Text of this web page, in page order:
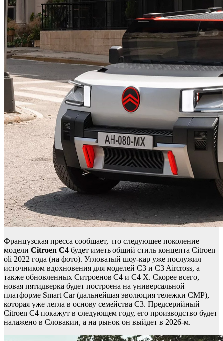
Французская пресса сообщает, что следующее поколение
модели Citroen C4 будет иметь общий стиль концепта Citroen
oli 2022 года (на фото). Угловатый шоу-кар уже послужил
источником вдохновения для моделей C3 и C3 Aircross, а
также обновленных Ситроенов C4 и C4 X. Скорее всего,
новая пятидверка будет построена на универсальной
платформе Smart Car (дальнейшая эволюция тележки CMP),
которая уже легла в основу семейства C3. Предсерийный
Citroen C4 покажут в следующем году, его производство будет
налажено в Словакии, а на рынок он выйдет в 2026-м.